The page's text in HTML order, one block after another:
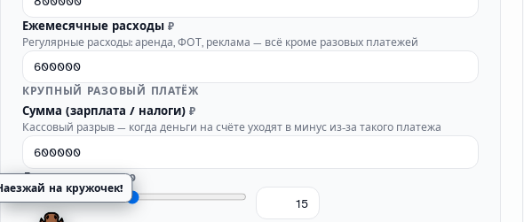
Ежемесячные расходы ₽
Регулярные расходы: аренда, ФОТ, реклама — всё кроме разовых платежей
КРУПНЫЙ РАЗОВЫЙ ПЛАТЁЖ
Сумма (зарплата / налоги) ₽
Кассовый разрыв — когда деньги на счёте уходят в минус из-за такого платежа
День платежа1–30
на кружочек!